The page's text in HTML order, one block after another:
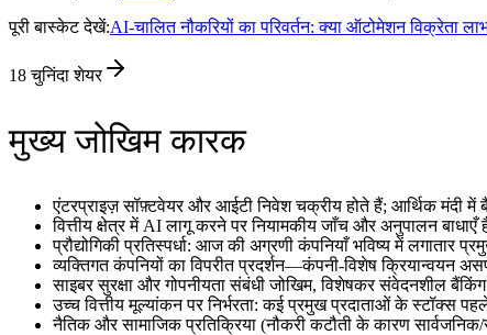
पूरी बास्केट देखें:AI-चालित नौकरियों का परिवर्तन: क्या ऑटोमेशन विक्रेता
18 चुनिंदा शेयर
मुख्य जोखिम कारक
एंटरप्राइज़ सॉफ़्टवेयर और आईटी निवेश चक्रीय होते हैं; आर्थिक मंदी
वित्तीय क्षेत्र में AI लागू करने पर नियामकीय जाँच और अनुपालन
प्रौद्योगिकी प्रतिस्पर्धा: आज की अग्रणी कंपनियाँ भविष्य में लगातार
व्यक्तिगत कंपनियों का विपरीत प्रदर्शन—कंपनी-विशेष क्रियान्वयन
साइबर सुरक्षा और गोपनीयता संबंधी जोखिम, विशेषकर संवेदनशील
उच्च वित्तीय मूल्यांकन पर निर्भरता: कई प्रमुख प्रदाताओं के स्टॉक्स
नैतिक और सामाजिक प्रतिक्रिया (नौकरी कटौती के कारण